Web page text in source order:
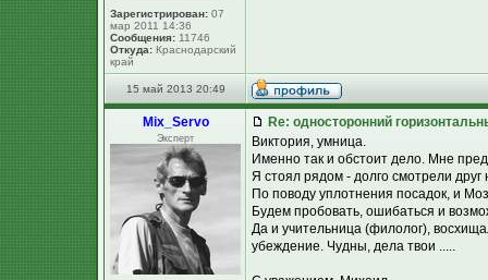
Зарегистрирован: 07
мар 2011 14:36
Сообщения: 11746
Откуда: Краснодарский
край
15 май 2013 20:49
Mix_Servo
Эксперт
Re: односторонний
Виктория, умница.
Именно так и обстоит дело. Мне
Я стоял рядом - долго смотрели друг
По поводу уплотнения посадок, и
Будем пробовать, ошибаться и
Да и учительница (филолог),
убеждение. Чудны, дела твои .....